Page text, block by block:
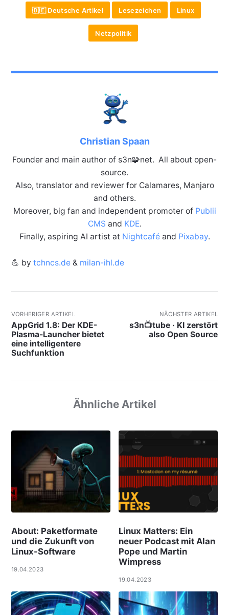
🇩🇪 Deutsche Artikel Lesezeichen Linux
Netzpolitik
Christian Spaan
Founder and main author of s3n🧩net. All about open-
source.
Also, translator and reviewer for Calamares, Manjaro
and others.
Moreover, big fan and independent promoter of Publii
CMS and KDE.
Finally, aspiring AI artist at Nightcaféand Pixabay.
💪 by tchncs.de& milan-ihl.de
VORHERIGER ARTIKEL
AppGrid 1.8: Der KDE-
Plasma-Launcher bietet
eine intelligentere
Suchfunktion
NÄCHSTER ARTIKEL
s3n📺tube · KI zerstört
also Open Source
Ähnliche Artikel
About: Paketformate
und die Zukunft von
Linux-Software
19.04.2023
Linux Matters: Ein
neuer Podcast mit Alan
Pope und Martin
Wimpress
19.04.2023